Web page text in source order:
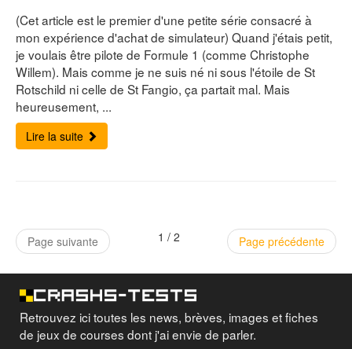
(Cet article est le premier d'une petite série consacré à
mon expérience d'achat de simulateur) Quand j'étais petit,
je voulais être pilote de Formule 1 (comme Christophe
Willem). Mais comme je ne suis né ni sous l'étoile de St
Rotschild ni celle de St Fangio, ça partait mal. Mais
heureusement, ...
Lire la suite
Page suivante 1 / 2 Page précédente
Retrouvez ici toutes les news, brèves, images et fiches
de jeux de courses dont j'ai envie de parler.